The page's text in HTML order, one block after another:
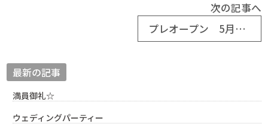
次の記事へ
プレオープン 5月11日(日)
最新の記事
満員御礼☆
ウェディングパーティー